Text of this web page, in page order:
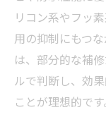
リコン系やフッ
用の抑制にもつ
は、部分的な補
ルで判断し、効
ことが理想的で